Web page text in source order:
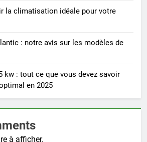
la climatisation idéale pour votre
: notre avis sur les modèles de
kw : tout ce que vous devez savoir
en 2025
à afficher.